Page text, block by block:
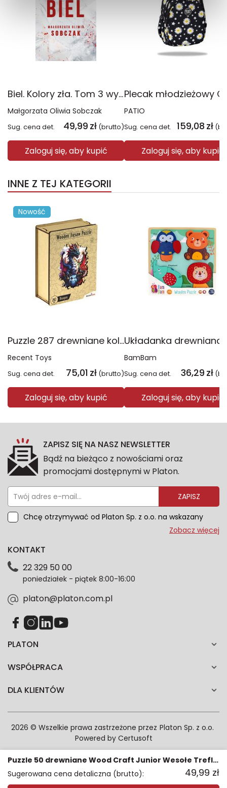
Biel. Kolory zła. Tom 3 wyd. 2025
Małgorzata Oliwia Sobczak
Sug. cena det. 49,99 zł (brutto)
Zaloguj się, aby kupić
PATIO
Sug. cena det. 159,08 zł
Zaloguj się, aby kupić
INNE Z TEJ KATEGORII
Nowość
Puzzle 287 drewniane kolorowe Smok
Recent Toys
Sug. cena det. 75,01 zł (brutto)
Zaloguj się, aby kupić
BamBam
Sug. cena det. 36,29 zł
Zaloguj się, aby kupić
Puzzle 50 drewniane Wood Craft Junior Wesołe Trefliki 20206
Sugerowana cena detaliczna (brutto):
49,99 zł
ZAPISZ SIĘ NA NASZ NEWSLETTER
Bądź na bieżąco z nowościami oraz
promocjami dostępnymi w Platon.
ZAPISZ
Chcę otrzymywać od Platon Sp. z o.o. na wskazany
przeze mnie adres e-mail informacje marketingowe
dotyczące danych osobowych znajdziesz w naszej
każdym czasie. Wycofanie zgody nie wpłynie na
zgodność z prawem przetwarzania dokonanego przed
Zobacz więcej
PLATON
WSPÓŁPRACA
DLA KLIENTÓW
KONTAKT
22 329 50 00
poniedziałek - piątek 8:00-16:00
platon@platon.com.pl
2026 © Wszelkie prawa zastrzeżone przez Platon Sp. z o.o.
Powered by Certusoft